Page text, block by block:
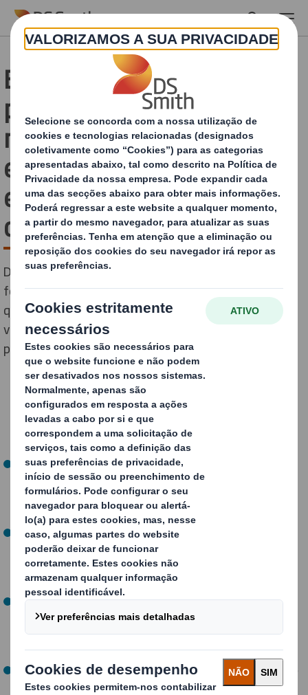
Skip to main content
Black Friday frustrante
para os europeus com
mais de mil milhões de
euros de produtos que se
esperam que cheguem
danificados
De acordo com um novo estudo da DS Smith,
fornecedor líder de packaging sustentável, prevê-se
que mais de 1,3 mil milhões de euros de artigos
vendidos a compradores europeus online durante o
período da Black Friday de 2021 cheguem danificados.
Um novo estudo mostra que quase um quarto (23%)
dos europeus esperam receber até 3 artigos com
defeito ou danificados durante a Black Friday e a Cyber
Monday.
Mais de 77 milhões de artigos1,2 serão entregues
danificados durante este período, o que representará
um custo total de, pelo menos, 1,36 mil milhões de
euros1,2.
Isto significa que nesta Black Friday serão recebidas
encomendas danificadas suficientes para encher 3.975
piscinas olímpicas, com um valor total equivalente a
26.850 Tesla Model 3s.
A experiência será frustrante para os compradores que
estão fartos do processo de devolução.